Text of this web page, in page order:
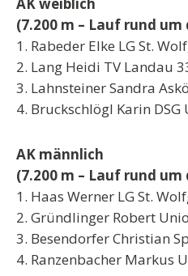
(7.200 m – Lauf rund
1. Rabeder Elke LG St.
2. Lang Heidi TV Landau
3. Lahnsteiner Sandra
4. Bruckschlögl Karin
AK männlich
(7.200 m – Lauf rund
1. Haas Werner LG St.
2. Gründlinger Robert
3. Besendorfer Christian
4. Ranzenbacher Markus